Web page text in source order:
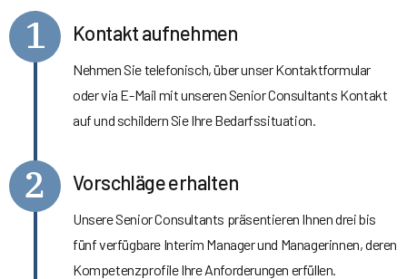
1 Kontakt aufnehmen
Nehmen Sie telefonisch, über unser Kontaktformular
oder via E-Mail mit unseren Senior Consultants Kontakt
auf und schildern Sie Ihre Bedarfssituation.
2 Vorschläge erhalten
Unsere Senior Consultants präsentieren Ihnen drei bis
fünf verfügbare Interim Manager und Managerinnen, deren
Kompetenzprofile Ihre Anforderungen erfüllen.